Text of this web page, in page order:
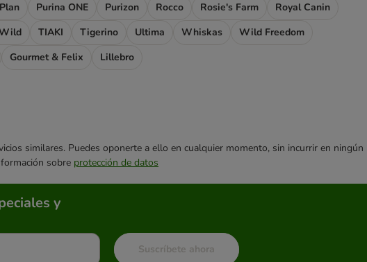
Purina ONE Purizon Rocco Rosie's Farm
Royal Canin
TIAKI Tigerino Ultima Whiskas
Wild Freedom
Gourmet & Felix Lillebro
similares. Puedes oponerte a ello en cualquier momento, sin incurrir en ningún
sobre protección de datos
y
Suscríbete ahora